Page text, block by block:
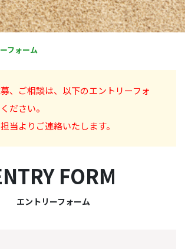
フォーム
、ご相談は、以下のエントリーフォ
ださい。
当よりご連絡いたします。
FORM
エントリーフォーム